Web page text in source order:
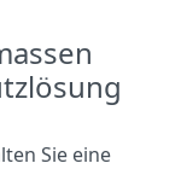
Sie eine